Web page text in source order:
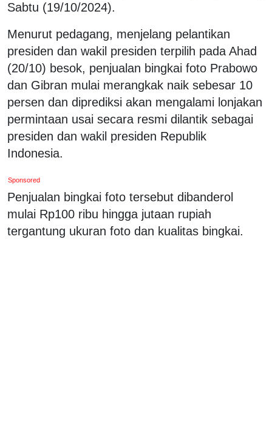
Sabtu (19/10/2024).
Menurut pedagang, menjelang pelantikan
presiden dan wakil presiden terpilih pada Ahad
(20/10) besok, penjualan bingkai foto Prabowo
dan Gibran mulai merangkak naik sebesar 10
persen dan diprediksi akan mengalami lonjakan
permintaan usai secara resmi dilantik sebagai
presiden dan wakil presiden Republik
Indonesia.
Sponsored
Penjualan bingkai foto tersebut dibanderol
mulai Rp100 ribu hingga jutaan rupiah
tergantung ukuran foto dan kualitas bingkai.